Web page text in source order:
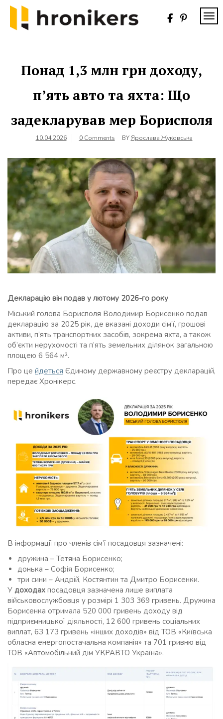
Skip
content
Понад 1,3 млн грн доходу,
п’ять авто та яхта: Що
задекларував мер Борисполя
10.04.2026 0 Comments BY Ярослава Жуковська
Декларацію він подав у лютому 2026-го року
Міський голова Борисполя Володимир Борисенко подав
декларацію за 2025 рік, де вказані доходи сім’ї, грошові
активи, п’ять транспортних засобів, зокрема яхта, а також
об’єкти нерухомості та п’ять земельних ділянок загальною
площею 6 564 м².
Про це йдеться Єдиному державному реєстру декларацій,
передає Хронікерс.
В інформації про членів сім’ї посадовця зазначені:
дружина – Тетяна Борисенко;
донька – Софія Борисенко;
три сини – Андрій, Костянтин та Дмитро Борисенки.
У доходах посадовця зазначена лише виплата
військовослужбовця у розмірі 1 303 369 гривень. Дружина
Борисенка отримала 520 000 гривень доходу від
підприємницької діяльності, 12 600 гривень соціальних
виплат, 63 173 гривень «інших доходів» від ТОВ «Київська
обласна енергопостачальна компанія» та 701 гривню від
ТОВ «Автомобільний дім УКРАВТО Україна».